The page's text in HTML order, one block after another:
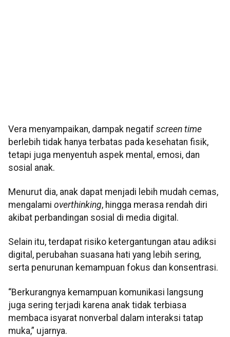
Vera menyampaikan, dampak negatif screen time
berlebih tidak hanya terbatas pada kesehatan fisik,
tetapi juga menyentuh aspek mental, emosi, dan
sosial anak.
Menurut dia, anak dapat menjadi lebih mudah cemas,
mengalami overthinking, hingga merasa rendah diri
akibat perbandingan sosial di media digital.
Selain itu, terdapat risiko ketergantungan atau adiksi
digital, perubahan suasana hati yang lebih sering,
serta penurunan kemampuan fokus dan konsentrasi.
“Berkurangnya kemampuan komunikasi langsung
juga sering terjadi karena anak tidak terbiasa
membaca isyarat nonverbal dalam interaksi tatap
muka,” ujarnya.